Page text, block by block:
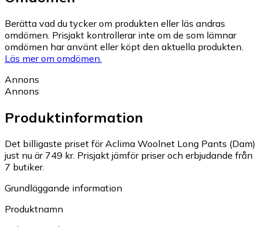
Berätta vad du tycker om produkten eller läs andras
omdömen. Prisjakt kontrollerar inte om de som lämnar
omdömen har använt eller köpt den aktuella produkten.
Läs mer om omdömen.
Annons
Annons
Produktinformation
Det billigaste priset för Aclima Woolnet Long Pants (Dam)
just nu är 749 kr. Prisjakt jämför priser och erbjudande från
7 butiker.
Grundläggande information
Produktnamn